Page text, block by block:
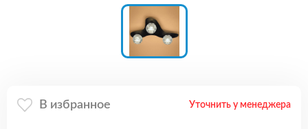
В избранное Уточнить у менеджера